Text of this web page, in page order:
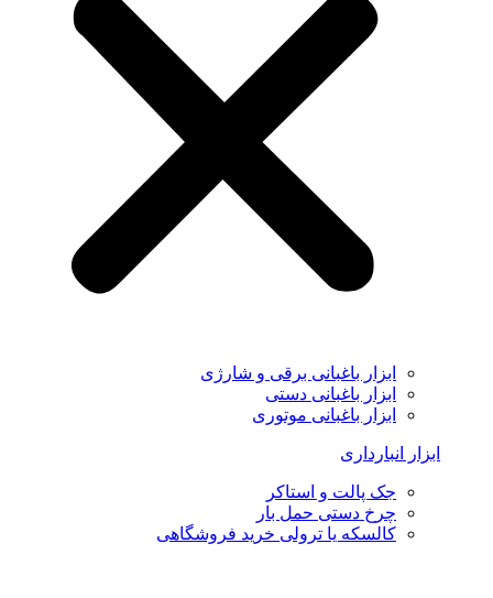
ابزار باغبانی برقی و شارژی
ابزار باغبانی دستی
ابزار باغبانی موتوری
ابزار انبارداری
جک پالت و استاکر
چرخ دستی حمل بار
کالسکه یا ترولی خرید فروشگاهی